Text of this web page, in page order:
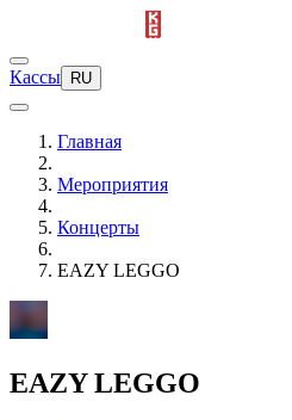
Кассы RU
Главная
Мероприятия
Концерты
EAZY LEGGO
EAZY LEGGO